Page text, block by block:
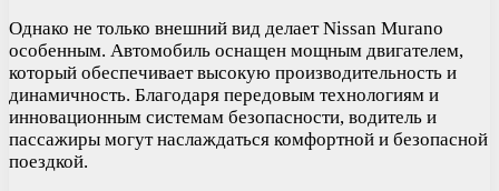
Однако не только внешний вид делает Nissan Murano
особенным. Автомобиль оснащен мощным двигателем,
который обеспечивает высокую производительность и
динамичность. Благодаря передовым технологиям и
инновационным системам безопасности, водитель и
пассажиры могут наслаждаться комфортной и безопасной
поездкой.